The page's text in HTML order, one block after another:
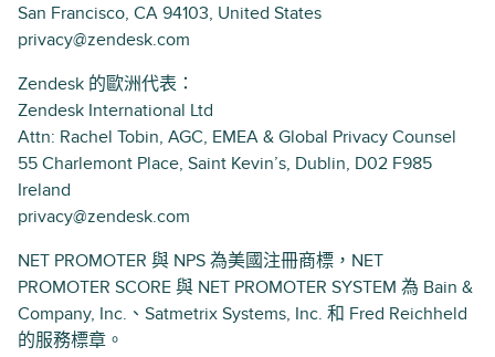
San Francisco, CA 94103, United States
privacy@zendesk.com
Zendesk 的歐洲代表：
Zendesk International Ltd
Attn: Rachel Tobin, AGC, EMEA & Global Privacy Counsel
55 Charlemont Place, Saint Kevin’s, Dublin, D02 F985
Ireland
privacy@zendesk.com
NET PROMOTER 與 NPS 為美國注冊商標，NET
PROMOTER SCORE 與 NET PROMOTER SYSTEM 為 Bain &
Company, Inc.、Satmetrix Systems, Inc. 和 Fred Reichheld
的服務標章。